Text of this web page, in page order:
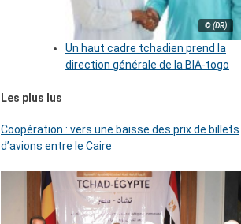
© (DR)
Un haut cadre tchadien prend la
direction générale de la BIA-togo
Les plus lus
Coopération : vers une baisse des prix de billets
d’avions entre le Caire